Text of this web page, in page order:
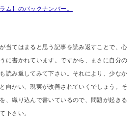
】のバックナンバー。
当てはまると思う記事を読み返すことで、心
に書かれています。ですから、まさに自分の
読み返してみて下さい。それにより、少なか
向かい、現実が改善されていくでしょう。そ
、織り込んで書いているので、問題が起きる
下さい。